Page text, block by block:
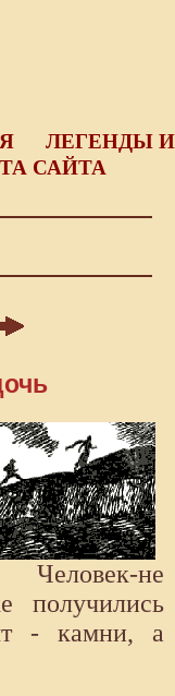
ЛЕГЕНДЫ И
САЙТА
Человек-не
получились
- камни, а